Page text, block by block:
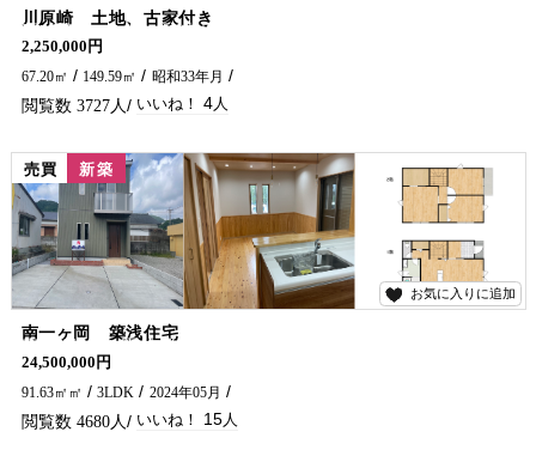
川原崎 土地、古家付き
現状渡しです。駐車場はありません。 お求めやすいお値段となっております。前面道路は敷地前2mまで二項道路に指定されております。 解体費用は買主様にてご負担をお願い致します。
2,250,000円
67.20㎡
149.59㎡ 昭和33年月
3727 4
売買 新築
お気に入りに追加
南一ヶ岡 築浅住宅
24,500,000円
91.63㎡㎡
3LDK 2024年05月
4680 15